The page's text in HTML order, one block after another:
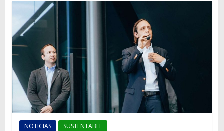
información
mundo
del
transporte
NOTICIAS SUSTENTABLE